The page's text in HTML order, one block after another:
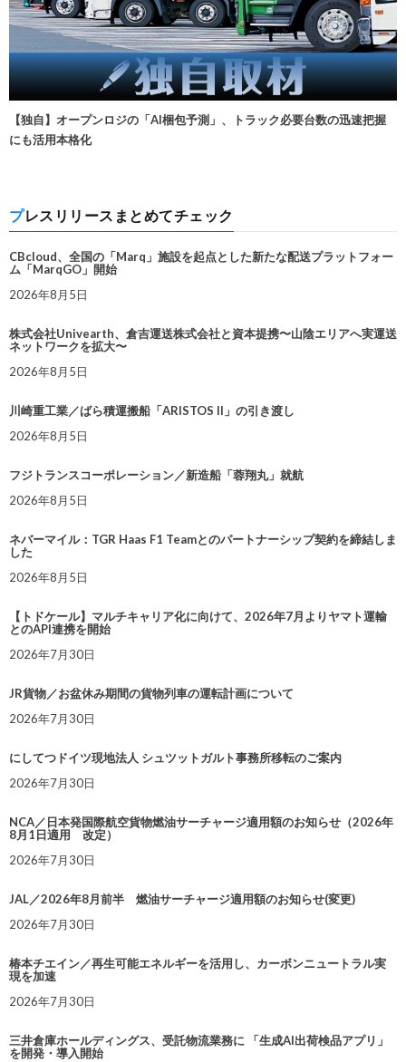
【独自】オープンロジの「AI梱包予測」、トラック必要台数の迅速把握
にも活用本格化
プレスリリースまとめてチェック
CBcloud、全国の「Marq」施設を起点とした新たな配送プラットフォー
ム「MarqGO」開始
2026年8月5日
株式会社Univearth、倉吉運送株式会社と資本提携〜山陰エリアへ実運送
ネットワークを拡大〜
2026年8月5日
川崎重工業／ばら積運搬船「ARISTOS II」の引き渡し
2026年8月5日
フジトランスコーポレーション／新造船「蓉翔丸」就航
2026年8月5日
ネバーマイル：TGR Haas F1 Teamとのパートナーシップ契約を締結しま
した
2026年8月5日
【トドケール】マルチキャリア化に向けて、2026年7月よりヤマト運輸
とのAPI連携を開始
2026年7月30日
JR貨物／お盆休み期間の貨物列車の運転計画について
2026年7月30日
にしてつドイツ現地法人 シュツットガルト事務所移転のご案内
2026年7月30日
NCA／日本発国際航空貨物燃油サーチャージ適用額のお知らせ（2026年
8月1日適用 改定）
2026年7月30日
JAL／2026年8月前半 燃油サーチャージ適用額のお知らせ(変更)
2026年7月30日
椿本チエイン／再生可能エネルギーを活用し、カーボンニュートラル実
現を加速
2026年7月30日
三井倉庫ホールディングス、受託物流業務に 「生成AI出荷検品アプリ」
を開発・導入開始